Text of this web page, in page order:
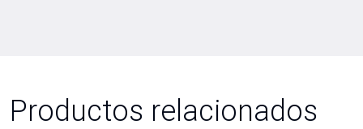
Productos relacionados